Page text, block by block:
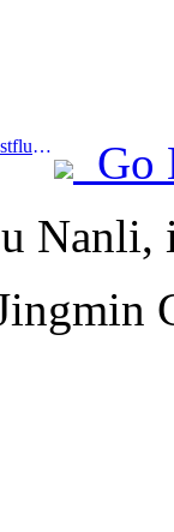
Prev:Mit Beginn der Sommer- und Herbstflugsaison wurden 41 neue Ziele zu den drei Flughäfen auf der Insel Hainan hinzugefügt.
Go
Nanli,